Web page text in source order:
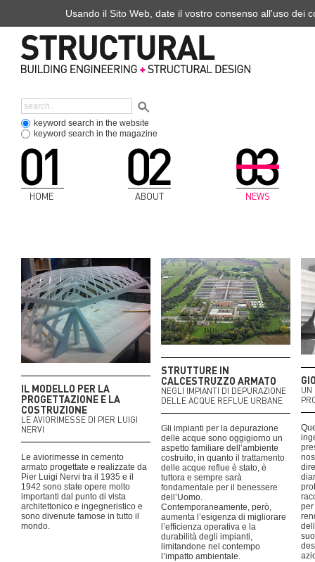
keyword search in the website
keyword search in the magazine
HOME ABOUT NEWS
IL MODELLO PER LA
PROGETTAZIONE E LA
COSTRUZIONE
LE AVIORIMESSE DI PIER LUIGI
NERVI
Le aviorimesse in cemento
armato progettate e realizzate da
Pier Luigi Nervi tra il 1935 e il
1942 sono state opere molto
importanti dal punto di vista
architettonico e ingegneristico e
sono divenute famose in tutto il
mondo.
STRUTTURE IN
CALCESTRUZZO ARMATO
NEGLI IMPIANTI DI DEPURAZIONE
DELLE ACQUE REFLUE URBANE
Gli impianti per la depurazione
delle acque sono oggigiorno un
aspetto familiare dell’ambiente
costruito, in quanto il trattamento
delle acque reflue è stato, è
tuttora e sempre sarà
fondamentale per il benessere
dell’Uomo.
Contemporaneamente, però,
aumenta l’esigenza di migliorare
l’efficienza operativa e la
durabilità degli impianti,
limitandone nel contempo
l’impatto ambientale.
UN
per
Usando il Sito Web, date il vostro consenso all'uso